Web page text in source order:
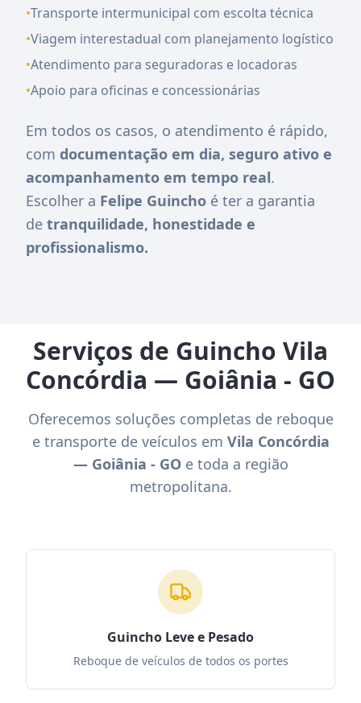
•Transporte intermunicipal com escolta técnica
•Viagem interestadual com planejamento logístico
•Atendimento para seguradoras e locadoras
•Apoio para oficinas e concessionárias
Em todos os casos, o atendimento é rápido,
com documentação em dia, seguro ativo e
acompanhamento em tempo real.
Escolher a Felipe Guincho é ter a garantia
de tranquilidade, honestidade e
profissionalismo.
Serviços de Guincho Vila
Concórdia — Goiânia - GO
Oferecemos soluções completas de reboque
e transporte de veículos em Vila Concórdia
— Goiânia - GOe toda a região
metropolitana.
Guincho Leve e Pesado
Reboque de veículos de todos os portes